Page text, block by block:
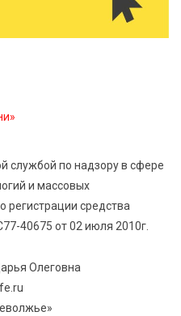
стали
в 2026 году
завершился важный
службой по надзору в сфере
и массовых
регистрации средства
40675 от 02 июля 2010г.
Олеговна